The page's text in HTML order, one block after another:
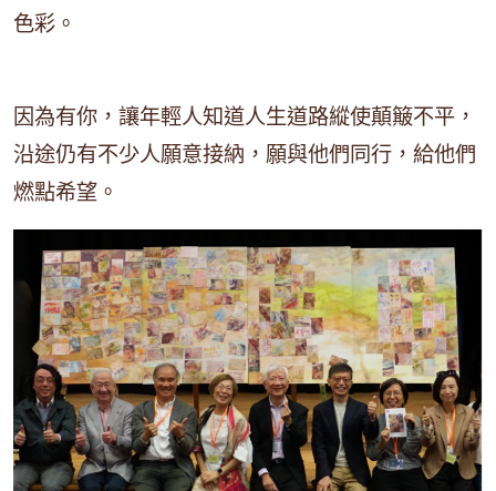
色彩。
因為有你，讓年輕人知道人生道路縱使顛簸不平，
沿途仍有不少人願意接納，願與他們同行，給他們
燃點希望。